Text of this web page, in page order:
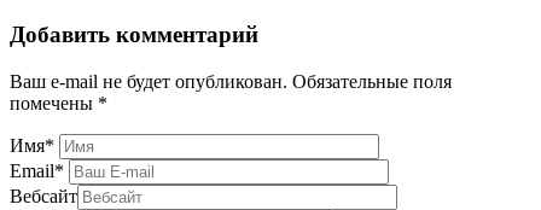
Добавить комментарий
Ваш e-mail не будет опубликован. Обязательные поля
помечены *
Имя*
Email*
Вебсайт